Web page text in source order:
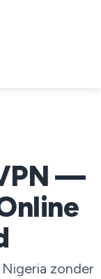
—
zonder